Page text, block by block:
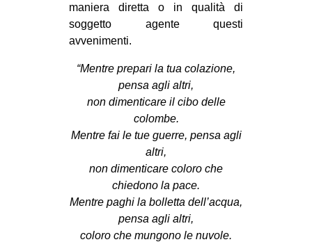
maniera diretta o in qualità di
soggetto agente questi
avvenimenti.
“Mentre prepari la tua colazione,
pensa agli altri,
non dimenticare il cibo delle
colombe.
Mentre fai le tue guerre, pensa agli
altri,
non dimenticare coloro che
chiedono la pace.
Mentre paghi la bolletta dell’acqua,
pensa agli altri,
coloro che mungono le nuvole.